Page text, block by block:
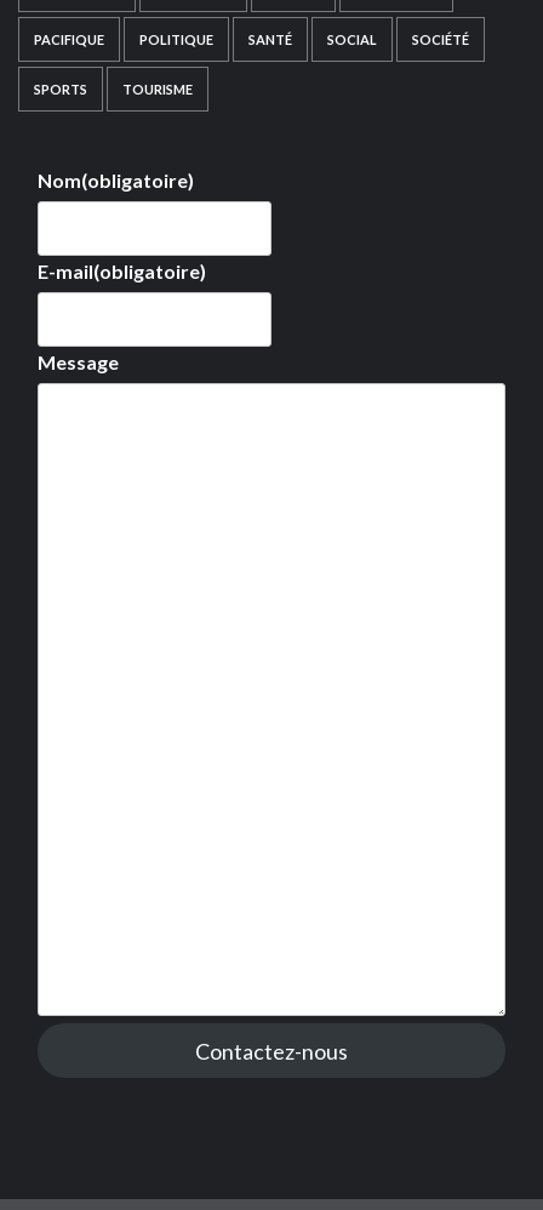
PACIFIQUE POLITIQUE SANTÉ SOCIAL SOCIÉTÉ
SPORTS TOURISME
Nom(obligatoire)
E-mail(obligatoire)
Message
Contactez-nous